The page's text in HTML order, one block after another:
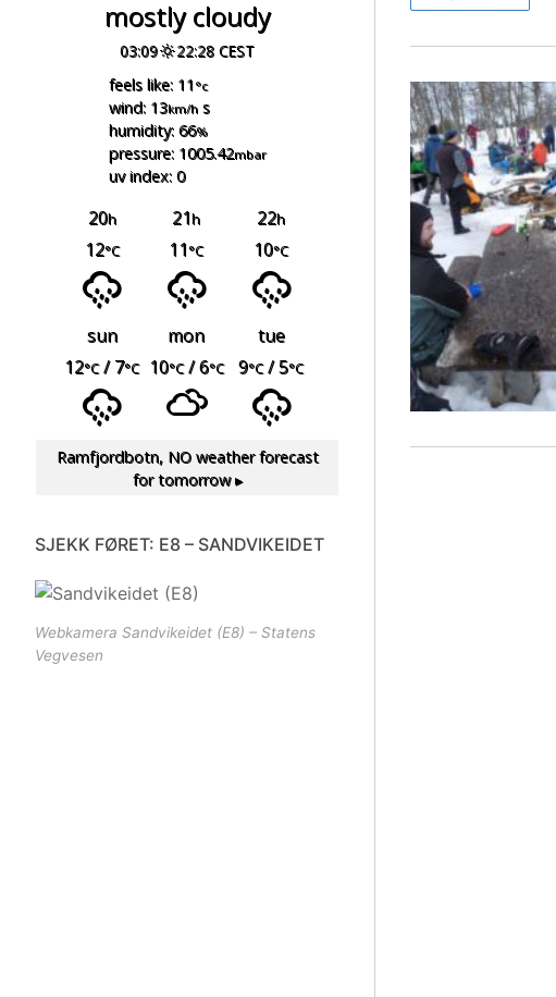
mostly cloudy
03:09
22:28 CEST
feels like: 11 °c
wind: 13km/hs
humidity: 66%
pressure: 1005.42mbar
uv index: 0
20h 21h 22h
12°C 11°C 10°C
sun mon
tue
12°C/ 7°C 10°C/ 6°C 9°C/ 5°C
Ramfjordbotn, NOweather forecast
for tomorrow ▸
SJEKK FØRET: E8 – SANDVIKEIDET
Webkamera Sandvikeidet (E8) – Statens
Vegvesen